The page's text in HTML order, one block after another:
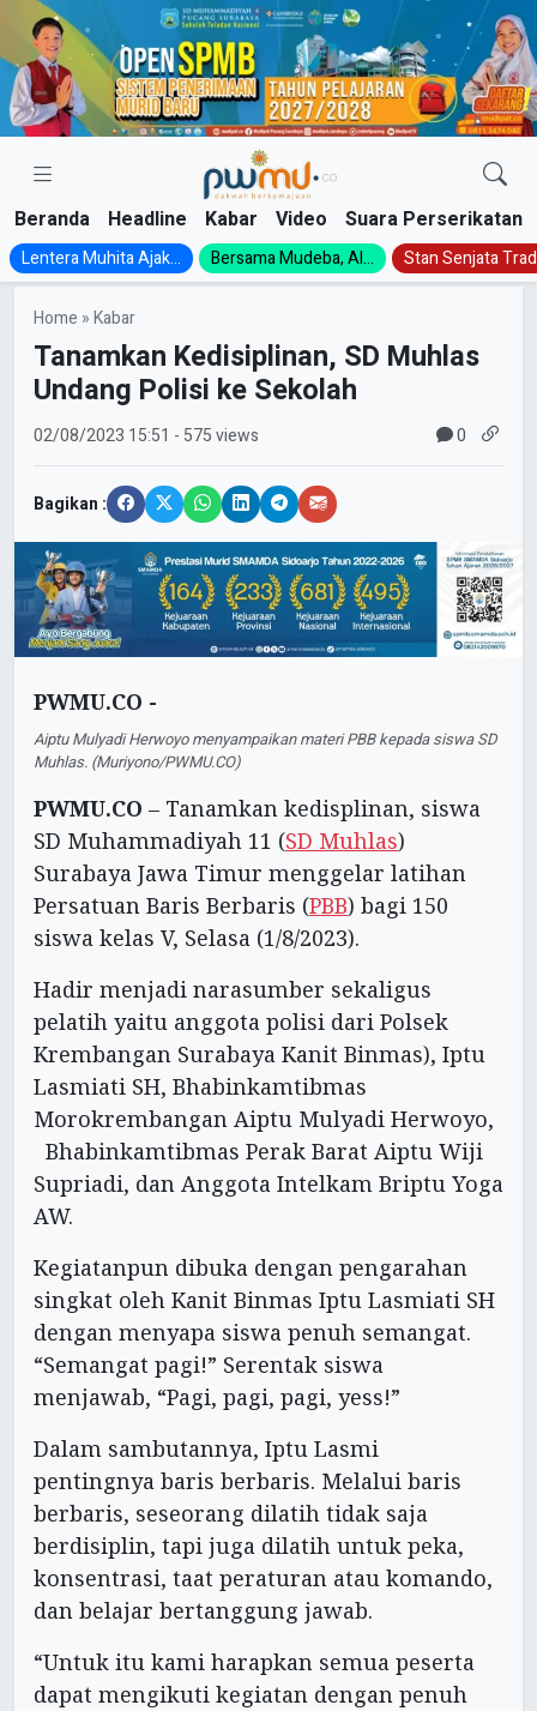
Skip
content
Beranda Headline Kabar Video Suara Perserikatan
Lentera Muhita Ajak... Bersama Mudeba, Al... Stan Senjata
Home »Kabar
Tanamkan Kedisiplinan, SD Muhlas
Undang Polisi ke Sekolah
02/08/2023 15:51 - 575 views 0
Bagikan :
PWMU.CO -
Aiptu Mulyadi Herwoyo menyampaikan materi PBB kepada siswa SD
Muhlas. (Muriyono/PWMU.CO)
PWMU.CO – Tanamkan kedisplinan, siswa
SD Muhammadiyah 11 (SD Muhlas)
Surabaya Jawa Timur menggelar latihan
Persatuan Baris Berbaris (PBB) bagi 150
siswa kelas V, Selasa (1/8/2023).
Hadir menjadi narasumber sekaligus
pelatih yaitu anggota polisi dari Polsek
Krembangan Surabaya Kanit Binmas), Iptu
Lasmiati SH, Bhabinkamtibmas
Morokrembangan Aiptu Mulyadi Herwoyo,
Bhabinkamtibmas Perak Barat Aiptu Wiji
Supriadi, dan Anggota Intelkam Briptu Yoga
AW.
Kegiatanpun dibuka dengan pengarahan
singkat oleh Kanit Binmas Iptu Lasmiati SH
dengan menyapa siswa penuh semangat.
“Semangat pagi!” Serentak siswa
menjawab, “Pagi, pagi, pagi, yess!”
Dalam sambutannya, Iptu Lasmi
pentingnya baris berbaris. Melalui baris
berbaris, seseorang dilatih tidak saja
berdisiplin, tapi juga dilatih untuk peka,
konsentrasi, taat peraturan atau komando,
dan belajar bertanggung jawab.
“Untuk itu kami harapkan semua peserta
dapat mengikuti kegiatan dengan penuh